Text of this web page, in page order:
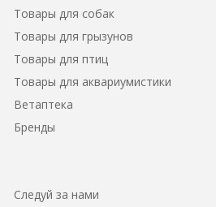
Товары для собак
Товары для грызунов
Товары для птиц
Товары для аквариумистики
Ветаптека
Бренды
Следуй за нами